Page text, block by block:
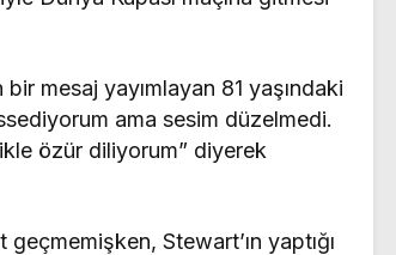
mesaj yayımlayan 81 yaşındaki
ama sesim düzelmedi.
özür diliyorum” diyerek
Stewart’ın yaptığı